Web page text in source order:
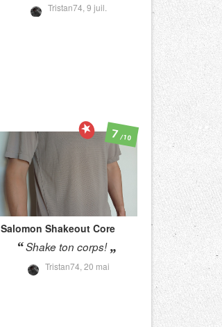
Tristan74, 9 juil.
Salomon Shakeout Core
Shake ton corps!
Tristan74, 20 mai
7/10